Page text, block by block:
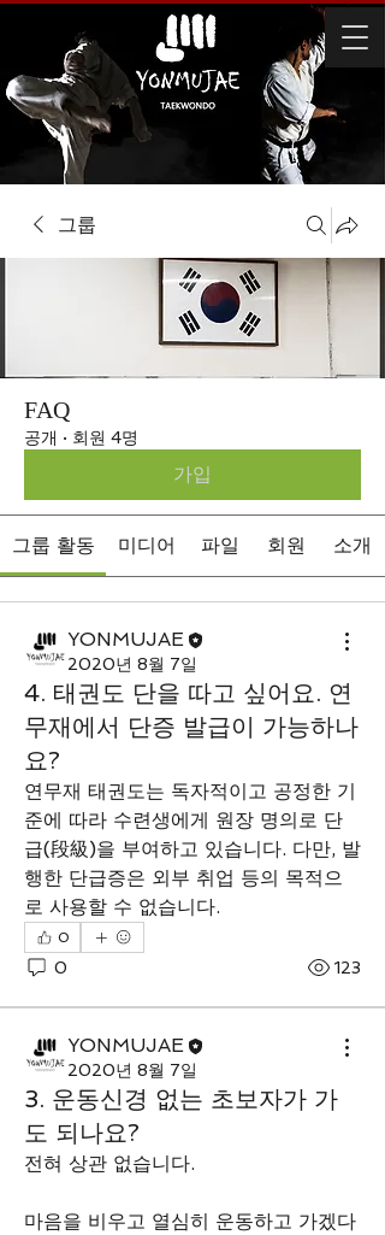
그룹
FAQ
공개 · 회원 4명
가입
그룹 활동 미디어 파일 회원 소개
YONMUJAE
2020년 8월 7일
4. 태권도 단을 따고 싶어요. 연
무재에서 단증 발급이 가능하나
요?
연무재 태권도는 독자적이고 공정한 기
준에 따라 수련생에게 원장 명의로 단
급(段級)을 부여하고 있습니다. 다만, 발
행한 단급증은 외부 취업 등의 목적으
로 사용할 수 없습니다.
0
0 123
YONMUJAE
2020년 8월 7일
3. 운동신경 없는 초보자가 가
도 되나요?
전혀 상관 없습니다.
마음을 비우고 열심히 운동하고 가겠다